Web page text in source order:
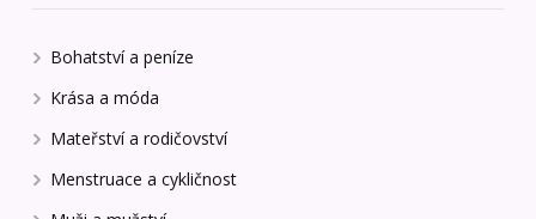
Bohatství a peníze
Krása a móda
Mateřství a rodičovství
Menstruace a cykličnost